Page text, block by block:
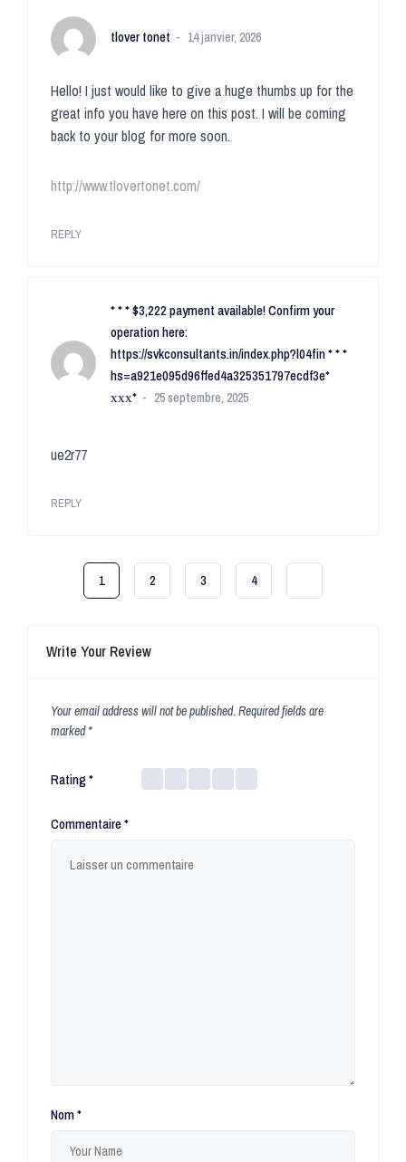
tlover tonet 14 janvier, 2026
Hello! I just would like to give a huge thumbs up for the
great info you have here on this post. I will be coming
back to your blog for more soon.
http://www.tlovertonet.com/
REPLY
* * * $3,222 payment available! Confirm your
operation here:
https://svkconsultants.in/index.php?l04fin * * *
hs=a921e095d96ffed4a325351797ecdf3e*
ххх*
25 septembre, 2025
ue2r77
REPLY
1 2 3 4
Write Your Review
Your email address will not be published. Required fields are
marked*
Rating*
Commentaire*
Nom*